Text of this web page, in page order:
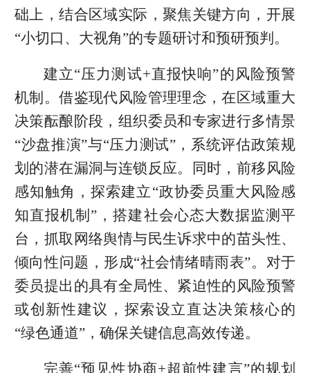
础上，结合区域实际，聚焦关键方向，开展
“小切口、大视角”的专题研讨和预研预判。
建立“压力测试+直报快响”的风险预警
机制。借鉴现代风险管理理念，在区域重大
决策酝酿阶段，组织委员和专家进行多情景
“沙盘推演”与“压力测试”，系统评估政策规
划的潜在漏洞与连锁反应。同时，前移风险
感知触角，探索建立“政协委员重大风险感
知直报机制”，搭建社会心态大数据监测平
台，抓取网络舆情与民生诉求中的苗头性、
倾向性问题，形成“社会情绪晴雨表”。对于
委员提出的具有全局性、紧迫性的风险预警
或创新性建议，探索设立直达决策核心的
“绿色通道”，确保关键信息高效传递。
完善“预见性协商+超前性建言”的规划